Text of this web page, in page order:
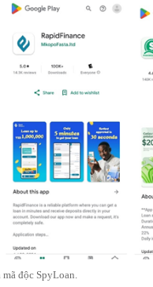
độc SpyLoan.